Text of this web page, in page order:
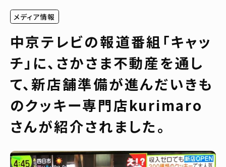
メディア情報
中京テレビの報道番組「キャッ
チ」に、さかさま不動産を通し
て、新店舗準備が進んだいきも
のクッキー専門店kurimaro
さんが紹介されました。